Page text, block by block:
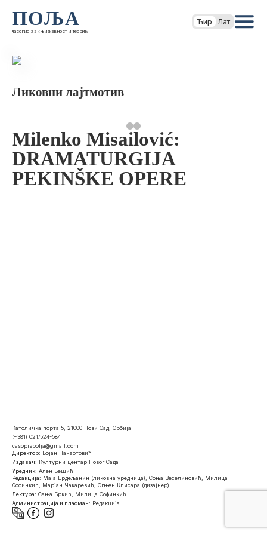
ПОЉА
часопис за књижевност и теорију
Ћир Лат
Ликовни лајтмотив
Milenko Misailović:
DRAMATURGIJA
PEKINŠKE OPERE
Католичка порта 5, 21000 Нови Сад, Србија
(+381) 021/524-584
casopispolja@gmail.com
Директор: Бојан Панаотовић
Издавач: Културни центар Новог Сада
Уредник: Ален Бешић
Редакција: Маја Ердељанин (ликовна уредница), Соња Веселиновић, Милица
Софинкић, Марјан Чакаревић, Огњен Клисара (дизајнер)
Лектура: Сања Бркић, Милица Софинкић
Администрација и пласман: Редакција